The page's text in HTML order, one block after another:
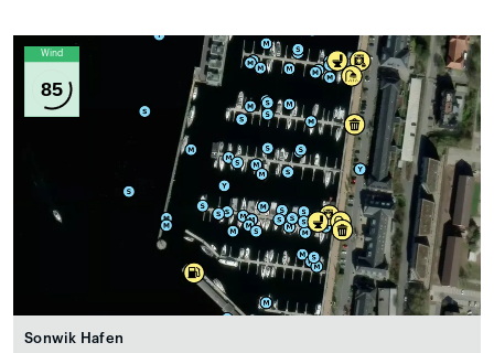
Wind
85
Sonwik Hafen